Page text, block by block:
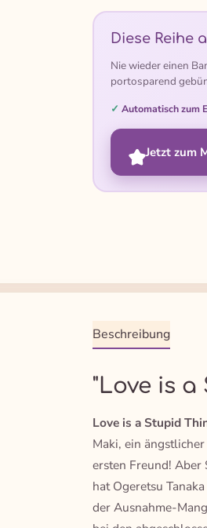
Diese Reihe
Nie wieder einen
portosparend
Automatisch zum
Jetzt zum
Beschreibung
"Love is
Love is a Stupid
Maki, ein
ersten Freund! Aber
hat Ogeretsu
der Ausnahme-